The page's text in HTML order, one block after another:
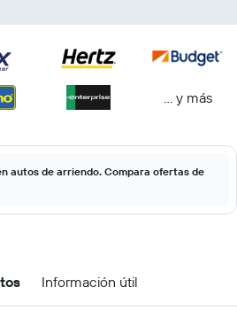
… y más
autos de arriendo. Compara ofertas de
Información útil